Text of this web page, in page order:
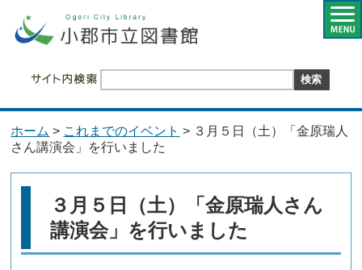
ホーム > これまでのイベント > ３月５日（土）「金原瑞人
さん講演会」を行いました
３月５日（土）「金原瑞人さん
講演会」を行いました